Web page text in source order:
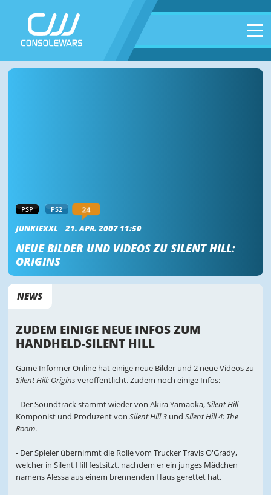
PSP PS2 24
JUNKIEXXL 21. APR. 2007 11:50
NEUE BILDER UND VIDEOS ZU SILENT HILL:
ORIGINS
NEWS
ZUDEM EINIGE NEUE INFOS ZUM
HANDHELD-SILENT HILL
Game Informer Online hat einige neue Bilder und 2 neue Videos zu
Silent Hill: Originsveröffentlicht. Zudem noch einige Infos:
- Der Soundtrack stammt wieder von Akira Yamaoka,Silent Hill-
Komponist und Produzent von Silent Hill 3und Silent Hill 4: The
Room.
- Der Spieler übernimmt die Rolle vom Trucker Travis O'Grady,
welcher in Silent Hill festsitzt, nachdem er ein junges Mädchen
namens Alessa aus einem brennenden Haus gerettet hat.